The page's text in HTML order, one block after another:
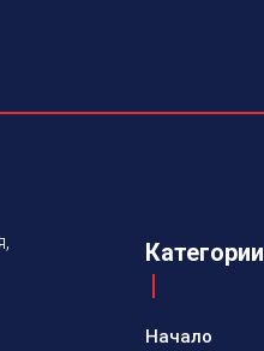
Категории
Начало